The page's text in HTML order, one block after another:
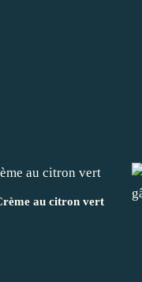
au citron vert